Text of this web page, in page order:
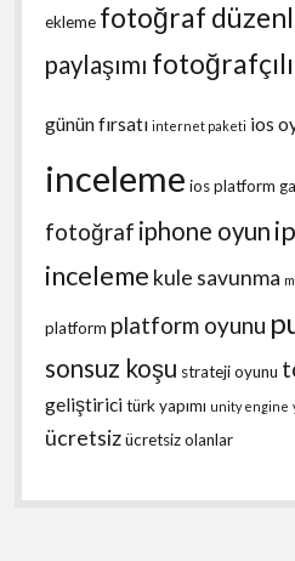
ekleme fotoğraf
paylaşımı
günün fırsatı internet paketi ios
inceleme ios platform
fotoğraf iphone oyun
inceleme kule savunma
platform platform oyunu
sonsuz koşu strateji oyunu
geliştiricitürk yapımı unity engine
ücretsizücretsiz olanlar